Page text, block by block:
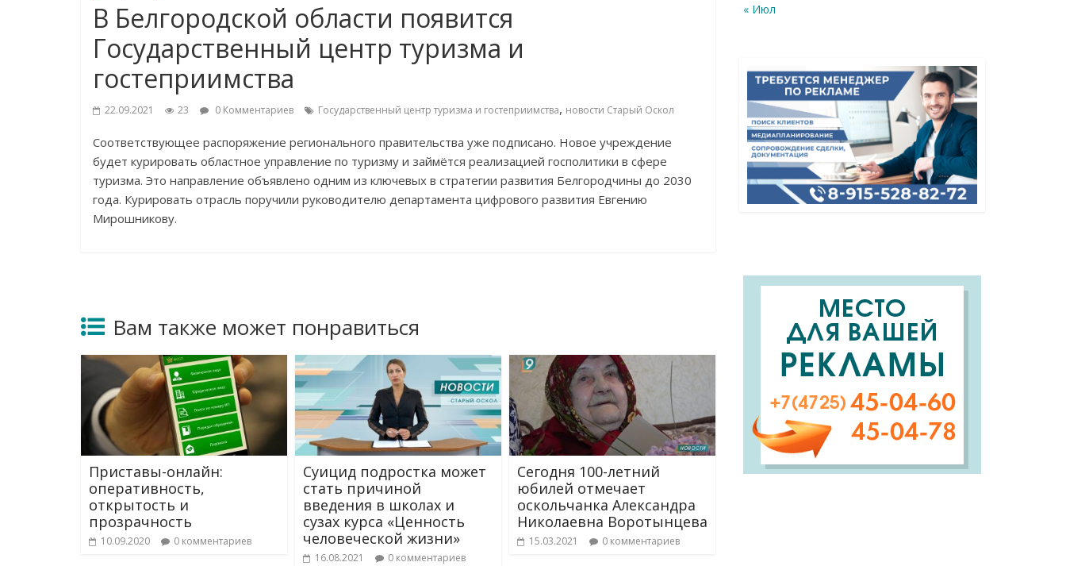
В Белгородской области появится
Государственный центр туризма и
гостеприимства
22.09.2021 23 0 Комментариев Государственный центр туризма и гостеприимства, новости Старый Оскол
Соответствующее распоряжение регионального правительства уже подписано. Новое учреждение
будет курировать областное управление по туризму и займётся реализацией госполитики в сфере
туризма. Это направление объявлено одним из ключевых в стратегии развития Белгородчины до 2030
года. Курировать отрасль поручили руководителю департамента цифрового развития Евгению
Мирошникову.
Вам также может понравиться
Приставы-онлайн:
оперативность,
открытость и
прозрачность
10.09.2020 0 комментариев
Суицид подростка может
стать причиной
введения в школах и
сузах курса «Ценность
человеческой жизни»
16.08.2021 0 комментариев
Сегодня 100-летний
юбилей отмечает
оскольчанка Александра
Николаевна Воротынцева
15.03.2021 0 комментариев
« Июл